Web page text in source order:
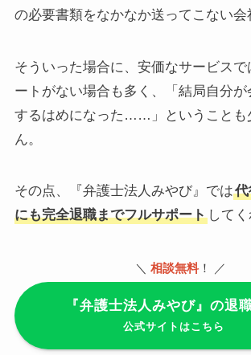
の必要書類をなかなか送ってこない会
そういった場合に、安価なサービス
ートがない場合も多く、「結局自分が
するはめになった……」ということも
ん。
その点、『弁護士法人みやび』では
にも完全退職までフルサポートしてく
＼ 相談無料！ ／
『弁護士法人みやび』の退
公式サイトはこちら